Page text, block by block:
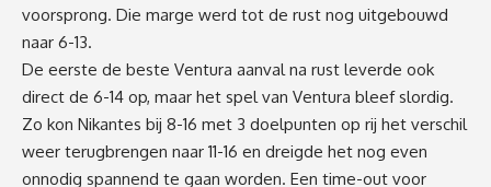
voorsprong. Die marge werd tot de rust nog uitgebouwd
naar 6-13.
De eerste de beste Ventura aanval na rust leverde ook
direct de 6-14 op, maar het spel van Ventura bleef slordig.
Zo kon Nikantes bij 8-16 met 3 doelpunten op rij het verschil
weer terugbrengen naar 11-16 en dreigde het nog even
onnodig spannend te gaan worden. Een time-out voor